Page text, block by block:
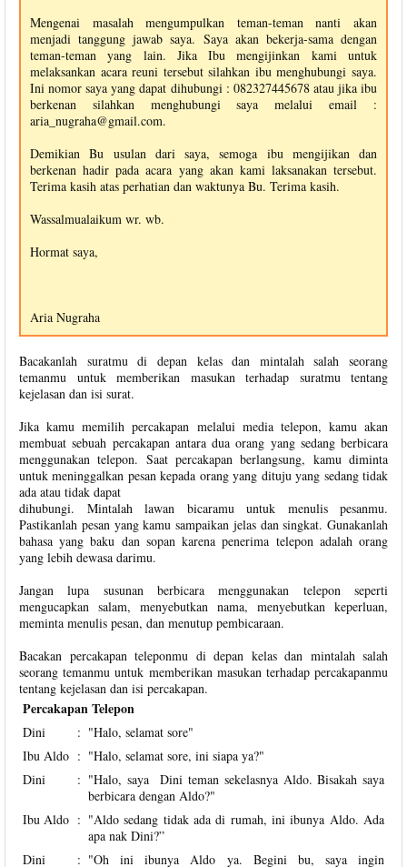
Mengenai masalah mengumpulkan teman-teman nanti akan
menjadi tanggung jawab saya. Saya akan bekerja-sama dengan
teman-teman yang lain. Jika Ibu mengijinkan kami untuk
melaksankan acara reuni tersebut silahkan ibu menghubungi saya.
Ini nomor saya yang dapat dihubungi : 082327445678 atau jika ibu
berkenan silahkan menghubungi saya melalui email :
aria_nugraha@gmail.com.
Demikian Bu usulan dari saya, semoga ibu mengijikan dan
berkenan hadir pada acara yang akan kami laksanakan tersebut.
Terima kasih atas perhatian dan waktunya Bu. Terima kasih.
Wassalmualaikum wr. wb.
Hormat saya,
Aria Nugraha
Bacakanlah suratmu di depan kelas dan mintalah salah seorang
temanmu untuk memberikan masukan terhadap suratmu tentang
kejelasan dan isi surat.
Jika kamu memilih percakapan melalui media telepon, kamu akan
membuat sebuah percakapan antara dua orang yang sedang berbicara
menggunakan telepon. Saat percakapan berlangsung, kamu diminta
untuk meninggalkan pesan kepada orang yang dituju yang sedang tidak
ada atau tidak dapat
dihubungi. Mintalah lawan bicaramu untuk menulis pesanmu.
Pastikanlah pesan yang kamu sampaikan jelas dan singkat. Gunakanlah
bahasa yang baku dan sopan karena penerima telepon adalah orang
yang lebih dewasa darimu.
Jangan lupa susunan berbicara menggunakan telepon seperti
mengucapkan salam, menyebutkan nama, menyebutkan keperluan,
meminta menulis pesan, dan menutup pembicaraan.
Bacakan percakapan teleponmu di depan kelas dan mintalah salah
seorang temanmu untuk memberikan masukan terhadap percakapanmu
tentang kejelasan dan isi percakapan.
Percakapan Telepon
Dini : "Halo, selamat sore"
Ibu Aldo : "Halo, selamat sore, ini siapa ya?"
Dini
: "Halo, saya Dini teman sekelasnya Aldo. Bisakah saya
berbicara dengan Aldo?"
Ibu Aldo : "Aldo sedang tidak ada di rumah, ini ibunya Aldo. Ada
apa nak Dini?”
Dini
: "Oh ini ibunya Aldo ya. Begini bu, saya ingin